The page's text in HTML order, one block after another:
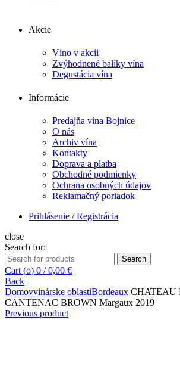
Akcie
Víno v akcii
Zvýhodnené balíky vína
Degustácia vína
Informácie
Predajňa vína Bojnice
O nás
Archiv vína
Kontakty
Doprava a platba
Obchodné podmienky
Ochrana osobných údajov
Reklamačný poriadok
Prihlásenie / Registrácia
close
Search for:
Search
Cart (o) 0 / 0,00 €
Back
Domovvinárske oblastiBordeaux CHATEAU
CANTENAC BROWN Margaux 2019
Previous product